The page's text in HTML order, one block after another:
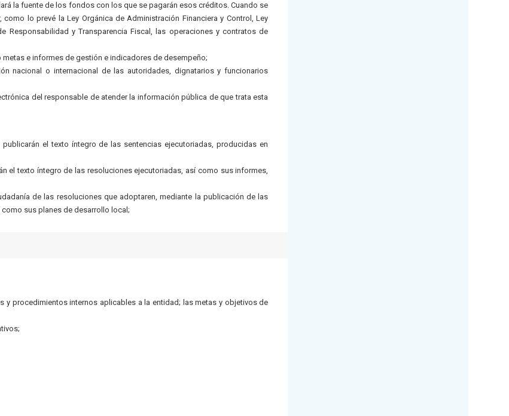
la fuente de los fondos con los que se pagarán esos créditos. Cuando se
lo prevé la Ley Orgánica de Administración Financiera y Control, Ley
Responsabilidad y Transparencia Fiscal, las operaciones y contratos de
e informes de gestión e indicadores de desempeño;
nacional o internacional de las autoridades, dignatarios y funcionarios
del responsable de atender la información pública de que trata esta
el texto íntegro de las sentencias ejecutoriadas, producidas en
el texto íntegro de las resoluciones ejecutoriadas, así como sus informes,
de las resoluciones que adoptaren, mediante la publicación de las
sus planes de desarrollo local;
y procedimientos internos aplicables a la entidad; las metas y objetivos de